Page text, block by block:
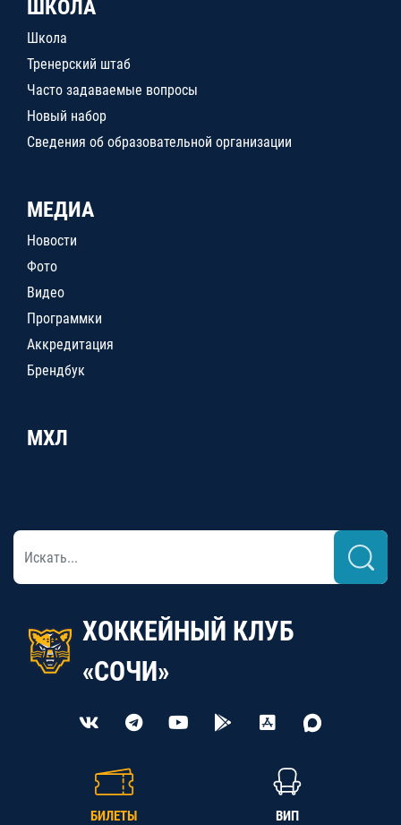
ШКОЛА
Школа
Тренерский штаб
Часто задаваемые вопросы
Новый набор
Сведения об образовательной организации
МЕДИА
Новости
Фото
Видео
Программки
Аккредитация
Брендбук
МХЛ
ХОККЕЙНЫЙ КЛУБ
«СОЧИ»
БИЛЕТЫ ВИП